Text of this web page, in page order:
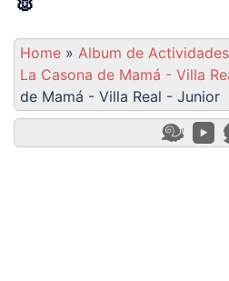
Home » Album de
La Casona de Mamá - Villa
de Mamá - Villa Real - Junior